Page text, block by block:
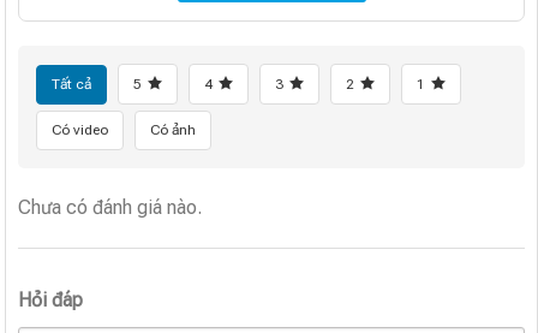
Tất cả 5 4 3 2 1
Có video Có ảnh
Chưa có đánh giá nào.
Hỏi đáp